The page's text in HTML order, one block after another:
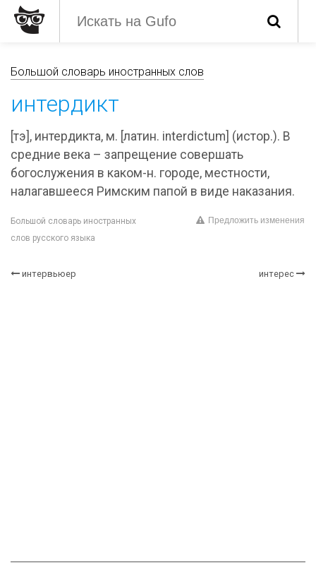
Большой словарь иностранных слов
интердикт
[тэ], интердикта, м. [латин. interdictum] (истор.). В
средние века – запрещение совершать
богослужения в каком-н. городе, местности,
налагавшееся Римским папой в виде наказания.
Большой словарь иностранных
слов русского языка
Предложить изменения
интервьюер интерес